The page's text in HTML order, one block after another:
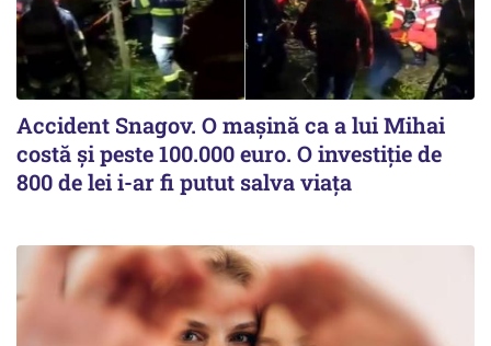
Accident Snagov. O mașină ca a lui Mihai
costă și peste 100.000 euro. O investiție de
800 de lei i-ar fi putut salva viața